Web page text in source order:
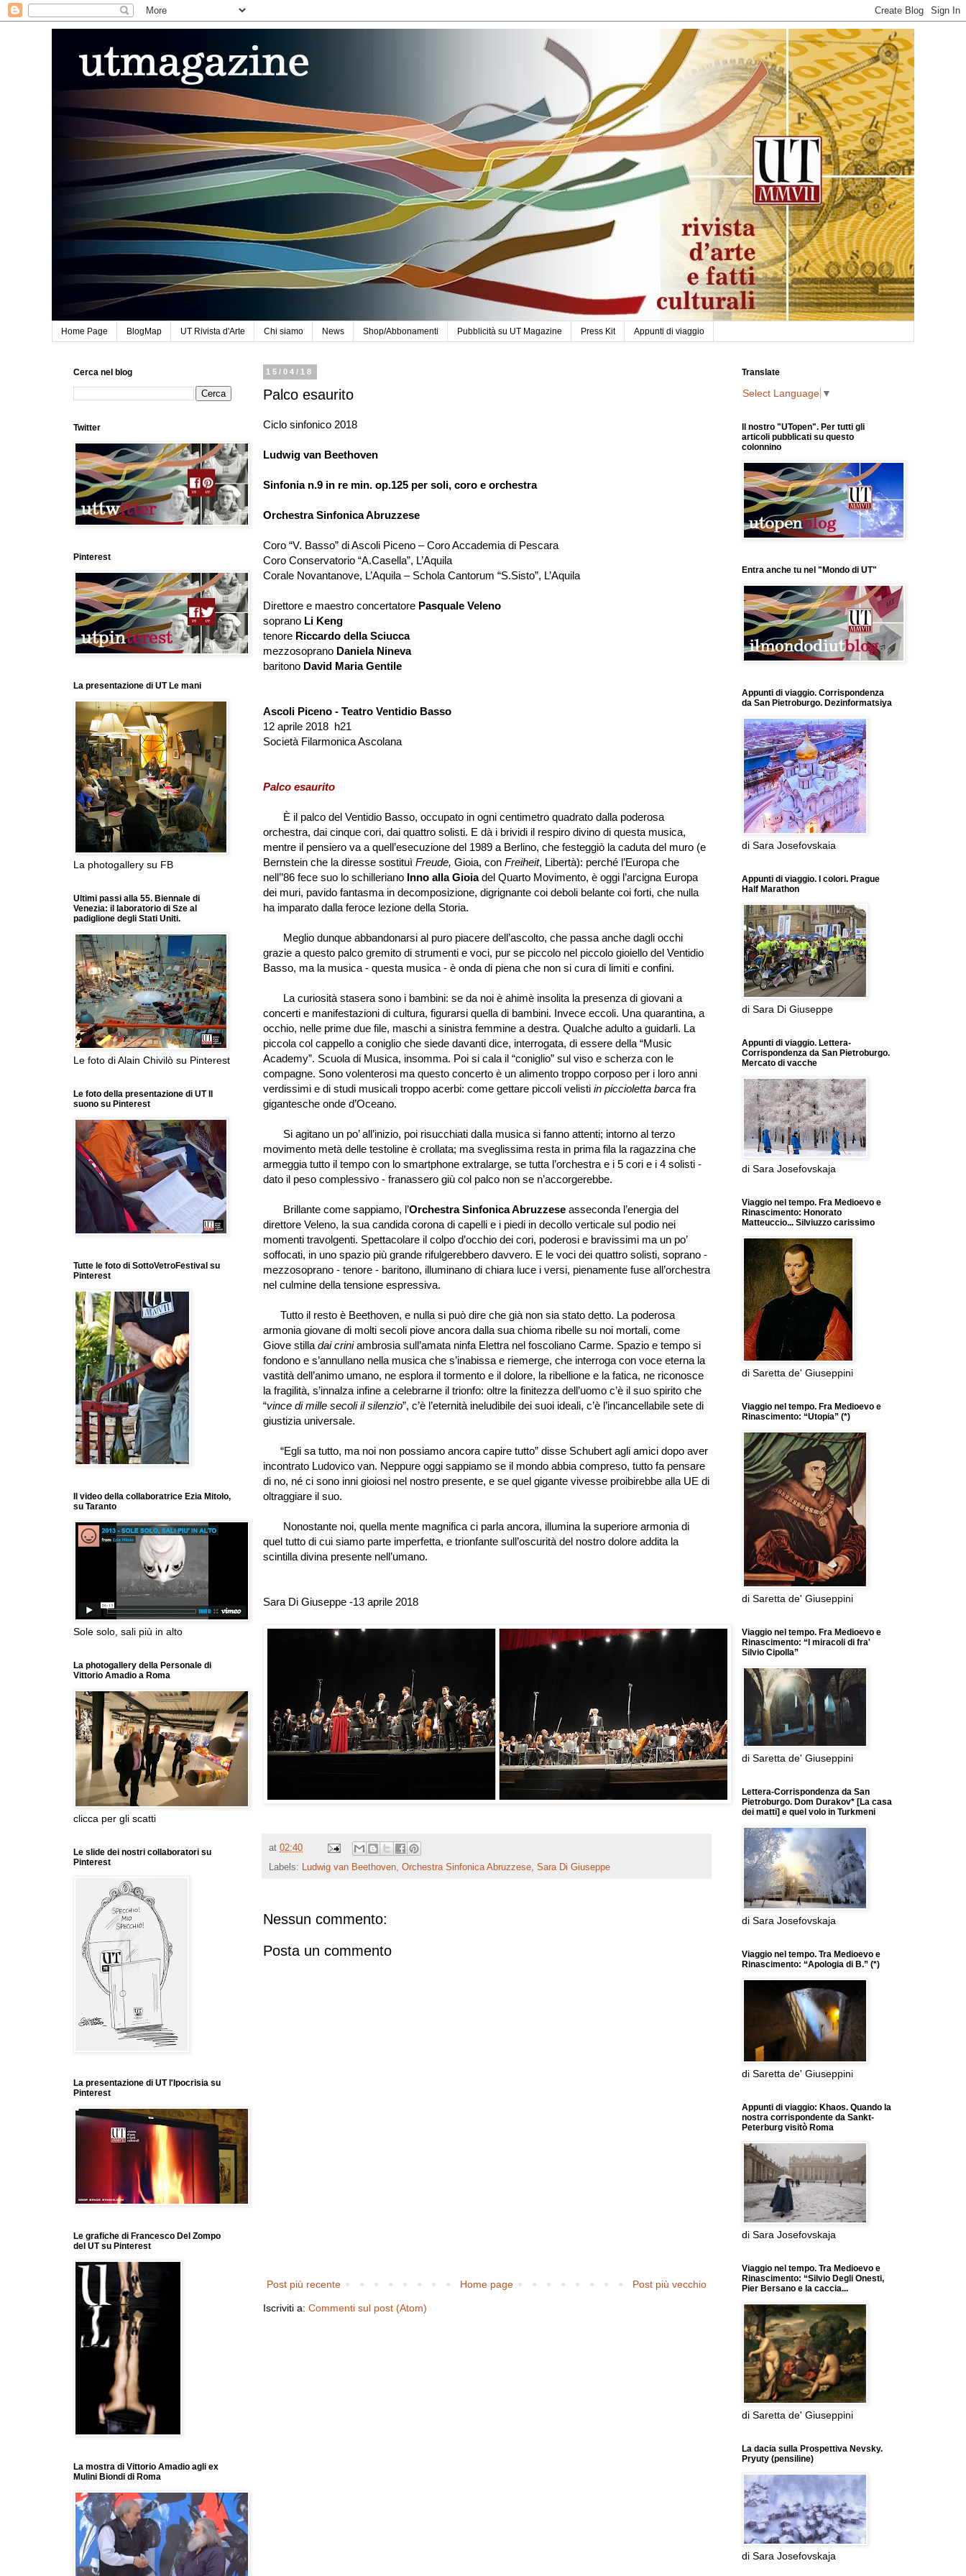
Home Page BlogMap UT Rivista d'Arte Chi siamo News Shop/Abbonamenti Pubblicità su UT Magazine Press Kit Appunti di viaggio
15/04/18
Palco esaurito
Ciclo sinfonico 2018
Ludwig van Beethoven
Sinfonia n.9 in re min. op.125 per soli, coro e orchestra
Orchestra Sinfonica Abruzzese
Coro “V. Basso” di Ascoli Piceno –Coro Accademia di Pescara
Coro Conservatorio “A.Casella”, L’Aquila
Corale Novantanove, L’Aquila –Schola Cantorum “S.Sisto”, L’Aquila
Direttore e maestro concertatore Pasquale Veleno
soprano Li Keng
tenore Riccardo della Sciucca
mezzosoprano Daniela Nineva
baritono David Maria Gentile
Ascoli Piceno - Teatro Ventidio Basso
12 aprile 2018 h21
Società Filarmonica Ascolana
Palco esaurito
È il palco del Ventidio Basso, occupato in ogni centimetro quadrato dalla poderosa
orchestra, dai cinque cori, dai quattro solisti. E dà i brividi il respiro divino di questa musica,
mentre il pensiero va a quell’esecuzione del 1989 a Berlino, che festeggiò la caduta del muro (e
Bernstein che la diresse sostituì Freude, Gioia, con Freiheit, Libertà): perché l’Europa che
nell’’86 fece suo lo schilleriano Inno alla Gioiadel Quarto Movimento, è oggi l’arcigna Europa
dei muri, pavido fantasma in decomposizione, digrignante coi deboli belante coi forti, che nulla
ha imparato dalla feroce lezione della Storia.
Meglio dunque abbandonarsi al puro piacere dell’ascolto, che passa anche dagli occhi
grazie a questo palco gremito di strumenti e voci, pur se piccolo nel piccolo gioiello del Ventidio
Basso, ma la musica - questa musica - è onda di piena che non si cura di limiti e confini.
La curiosità stasera sono i bambini: se da noi è ahimè insolita la presenza di giovani a
concerti e manifestazioni di cultura, figurarsi quella di bambini. Invece eccoli. Una quarantina, a
occhio, nelle prime due file, maschi a sinistra femmine a destra. Qualche adulto a guidarli. La
piccola col cappello a coniglio che siede davanti dice, interrogata, di essere della “Music
Academy”. Scuola di Musica, insomma. Poi si cala il “coniglio” sul viso e scherza con le
compagne. Sono volenterosi ma questo concerto è un alimento troppo corposo per i loro anni
verdissimi e di studi musicali troppo acerbi: come gettare piccoli velisti in piccioletta barca fra
gigantesche onde d’Oceano.
Si agitano un po’all’inizio, poi risucchiati dalla musica si fanno attenti; intorno al terzo
movimento metà delle testoline è crollata; ma sveglissima resta in prima fila la ragazzina che
armeggia tutto il tempo con lo smartphone extralarge, se tutta l’orchestra e i 5 cori e i 4 solisti -
dato il peso complessivo - franassero giù col palco non se n’accorgerebbe.
Brillante come sappiamo, l’Orchestra Sinfonica Abruzzese asseconda l’energia del
direttore Veleno, la sua candida corona di capelli e i piedi in decollo verticale sul podio nei
momenti travolgenti. Spettacolare il colpo d’occhio dei cori, poderosi e bravissimi ma un po’
soffocati, in uno spazio più grande rifulgerebbero davvero. E le voci dei quattro solisti, soprano -
mezzosoprano - tenore - baritono, illuminano di chiara luce i versi, pienamente fuse all’orchestra
nel culmine della tensione espressiva.
Tutto il resto è Beethoven, e nulla si può dire che già non sia stato detto. La poderosa
armonia giovane di molti secoli piove ancora dalla sua chioma ribelle su noi mortali, come
Giove stilla dai criniambrosia sull’amata ninfa Elettra nel foscoliano Carme. Spazio e tempo si
fondono e s’annullano nella musica che s’inabissa e riemerge, che interroga con voce eterna la
vastità dell’animo umano, ne esplora il tormento e il dolore, la ribellione e la fatica, ne riconosce
la fragilità, s’innalza infine a celebrarne il trionfo: oltre la finitezza dell’uomo c’è il suo spirito che
“vince di mille secoli il silenzio”, c’è l’eternità ineludibile dei suoi ideali, c’è l’incancellabile sete di
giustizia universale.
“Egli sa tutto, ma noi non possiamo ancora capire tutto” disse Schubert agli amici dopo aver
incontrato Ludovico van. Neppure oggi sappiamo se il mondo abbia compreso, tutto fa pensare
di no, né ci sono inni gioiosi nel nostro presente, e se quel gigante vivesse proibirebbe alla UE di
oltraggiare il suo.
Nonostante noi, quella mente magnifica ci parla ancora, illumina la superiore armonia di
quel tutto di cui siamo parte imperfetta, e trionfante sull’oscurità del nostro dolore addita la
scintilla divina presente nell’umano.
Sara Di Giuseppe -13 aprile 2018
at 02:40
Labels: Ludwig van Beethoven, Orchestra Sinfonica Abruzzese, Sara Di Giuseppe
Nessun commento:
Posta un commento
Post più recente Post più vecchio
Home page
Iscriviti a: Commenti sul post (Atom)
Cerca nel blog
Twitter
Pinterest
La presentazione di UT Le mani
La photogallery su FB
Ultimi passi alla 55. Biennale di
Venezia: il laboratorio di Sze al
padiglione degli Stati Uniti.
Le foto di Alain Chivilò su Pinterest
Le foto della presentazione di UT Il
suono su Pinterest
Tutte le foto di SottoVetroFestival su
Pinterest
Il video della collaboratrice Ezia Mitolo,
su Taranto
Sole solo, sali più in alto
La photogallery della Personale di
Vittorio Amadio a Roma
clicca per gli scatti
Le slide dei nostri collaboratori su
Pinterest
La presentazione di UT l'Ipocrisia su
Pinterest
Le grafiche di Francesco Del Zompo
del UT su Pinterest
La mostra di Vittorio Amadio agli ex
Mulini Biondi di Roma
Translate
Select Language ▼
Il nostro "UTopen". Per tutti gli
articoli pubblicati su questo
colonnino
Entra anche tu nel "Mondo di UT"
Appunti di viaggio. Corrispondenza
da San Pietroburgo. Dezinformatsiya
di Sara Josefovskaia
Appunti di viaggio. I colori. Prague
Half Marathon
di Sara Di Giuseppe
Appunti di viaggio. Lettera-
Corrispondenza da San Pietroburgo.
Mercato di vacche
di Sara Josefovskaja
Viaggio nel tempo. Fra Medioevo e
Rinascimento: Honorato
Matteuccio... Silviuzzo carissimo
di Saretta de' Giuseppini
Viaggio nel tempo. Fra Medioevo e
Rinascimento: “Utopia” (*)
di Saretta de' Giuseppini
Viaggio nel tempo. Fra Medioevo e
Rinascimento: “I miracoli di fra'
Silvio Cipolla”
di Saretta de' Giuseppini
Lettera-Corrispondenza da San
Pietroburgo. Dom Durakov* [La casa
dei matti] e quel volo in Turkmeni
di Sara Josefovskaja
Viaggio nel tempo. Tra Medioevo e
Rinascimento: “Apologia di B.” (*)
di Saretta de' Giuseppini
Appunti di viaggio: Khaos. Quando la
nostra corrispondente da Sankt-
Peterburg visitò Roma
di Sara Josefovskaja
Viaggio nel tempo. Tra Medioevo e
Rinascimento: “Silvio Degli Onesti,
Pier Bersano e la caccia...
di Saretta de' Giuseppini
La dacia sulla Prospettiva Nevsky.
Pryuty (pensiline)
di Sara Josefovskaja